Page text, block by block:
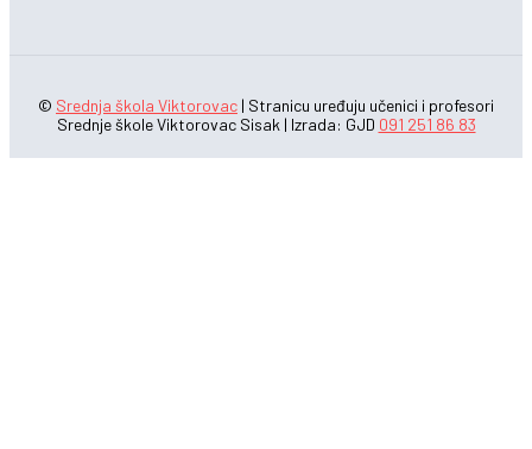
© Srednja škola Viktorovac | Stranicu uređuju učenici i profesori
Srednje škole Viktorovac Sisak | Izrada: GJD 091 251 86 83